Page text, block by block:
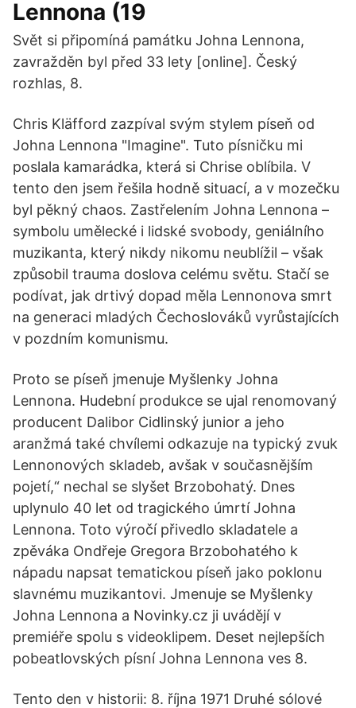
Lennona (19
Svět si připomíná památku Johna Lennona,
zavražděn byl před 33 lety [online]. Český
rozhlas, 8.
Chris Kläfford zazpíval svým stylem píseň od
Johna Lennona "Imagine". Tuto písničku mi
poslala kamarádka, která si Chrise oblíbila. V
tento den jsem řešila hodně situací, a v mozečku
byl pěkný chaos. Zastřelením Johna Lennona –
symbolu umělecké i lidské svobody, geniálního
muzikanta, který nikdy nikomu neublížil – však
způsobil trauma doslova celému světu. Stačí se
podívat, jak drtivý dopad měla Lennonova smrt
na generaci mladých Čechoslováků vyrůstajících
v pozdním komunismu.
Proto se píseň jmenuje Myšlenky Johna
Lennona. Hudební produkce se ujal renomovaný
producent Dalibor Cidlinský junior a jeho
aranžmá také chvílemi odkazuje na typický zvuk
Lennonových skladeb, avšak v současnějším
pojetí,“ nechal se slyšet Brzobohatý. Dnes
uplynulo 40 let od tragického úmrtí Johna
Lennona. Toto výročí přivedlo skladatele a
zpěváka Ondřeje Gregora Brzobohatého k
nápadu napsat tematickou píseň jako poklonu
slavnému muzikantovi. Jmenuje se Myšlenky
Johna Lennona a Novinky.cz ji uvádějí v
premiéře spolu s videoklipem. Deset nejlepších
pobeatlovských písní Johna Lennona ves 8.
Tento den v historii: 8. října 1971 Druhé sólové